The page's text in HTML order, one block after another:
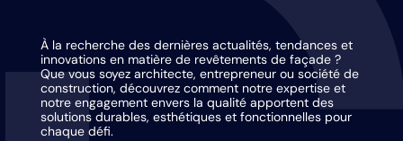
À la recherche des dernières actualités, tendances et
innovations en matière de revêtements de façade ?
Que vous soyez architecte, entrepreneur ou société de
construction, découvrez comment notre expertise et
notre engagement envers la qualité apportent des
solutions durables, esthétiques et fonctionnelles pour
chaque défi.